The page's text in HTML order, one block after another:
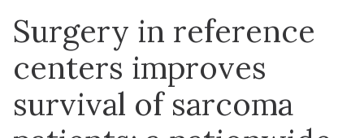
Surgery in reference
centers improves
survival of sarcoma